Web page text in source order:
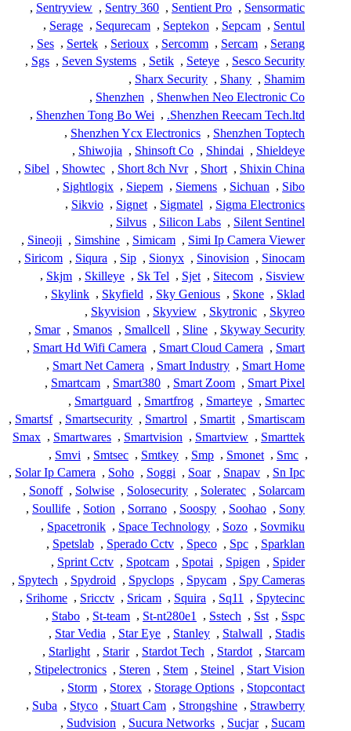
Sensormatic
,
Sentient Pro
,
Sentry 360
,
Sentryview
,
Sentul
,
Sepcam
,
Septekon
,
Sequrecam
,
Serage
,
Serang
,
Sercam
,
Sercomm
,
Serioux
,
Sertek
,
Ses
,
Sesco Security
,
Seteye
,
Setik
,
Seven Systems
,
Sgs
,
Shamim
,
Shany
,
Sharx Security
,
Shenwhen Neo Electronic Co
,
Shenzhen
,
Shenzhen Reecam Tech.ltd.
,
Shenzhen Tong Bo Wei
,
Shenzhen Toptech
,
Shenzhen Ycx Electronics
,
Shieldeye
,
Shindai
,
Shinsoft Co
,
Shiwojia
,
Shixin China
,
Short
,
Short 8ch Nvr
,
Showtec
,
Sibel
,
Sibo
,
Sichuan
,
Siemens
,
Siepem
,
Sightlogix
,
Sigma Electronics
,
Sigmatel
,
Signet
,
Sikvio
,
Silent Sentinel
,
Silicon Labs
,
Silvus
,
Simi Ip Camera Viewer
,
Simicam
,
Simshine
,
Sineoji
,
Sinocam
,
Sinovision
,
Sionyx
,
Sip
,
Siqura
,
Siricom
,
Sisview
,
Sitecom
,
Sjet
,
Sk Tel
,
Skilleye
,
Skjm
,
Sklad
,
Skone
,
Sky Genious
,
Skyfield
,
Skylink
,
Skyreo
,
Skytronic
,
Skyview
,
Skyvision
,
Skyway Security
,
Sline
,
Smallcell
,
Smanos
,
Smar
,
Smart
,
Smart Cloud Camera
,
Smart Hd Wifi Camera
,
Smart Home
,
Smart Industry
,
Smart Net Camera
,
Smart Pixel
,
Smart Zoom
,
Smart380
,
Smartcam
,
Smartec
,
Smarteye
,
Smartfrog
,
Smartguard
,
Smartiscam
,
Smartit
,
Smartrol
,
Smartsecurity
,
Smartsf
,
Smarttek
,
Smartview
,
Smartvision
,
Smartwares
,
Smax
,
Smc
,
Smonet
,
Smp
,
Smtkey
,
Smtsec
,
Smvi
,
Sn Ipc
,
Snapav
,
Soar
,
Soggi
,
Soho
,
Solar Ip Camera
,
Solarcam
,
Soleratec
,
Solosecurity
,
Solwise
,
Sonoff
,
Sony
,
Soohao
,
Soospy
,
Sorrano
,
Sotion
,
Soullife
,
Sovmiku
,
Sozo
,
Space Technology
,
Spacetronik
,
Sparklan
,
Spc
,
Speco
,
Sperado Cctv
,
Spetslab
,
Spider
,
Spigen
,
Spotai
,
Spotcam
,
Sprint Cctv
,
Spy Cameras
,
Spycam
,
Spyclops
,
Spydroid
,
Spytech
,
Spytecinc
,
Sq11
,
Squira
,
Sricam
,
Sricctv
,
Srihome
,
Sspc
,
Sst
,
Sstech
,
St-nt280e1
,
St-team
,
Stabo
,
Stadis
,
Stalwall
,
Stanley
,
Star Eye
,
Star Vedia
,
Starcam
,
Stardot
,
Stardot Tech
,
Starir
,
Starlight
,
Start Vision
,
Steinel
,
Stem
,
Steren
,
Stipelectronics
,
Stopcontact
,
Storage Options
,
Storex
,
Storm
,
Strawberry
,
Strongshine
,
Stuart Cam
,
Styco
,
Suba
,
Sucam
,
Sucjar
,
Sucura Networks
,
Sudvision
,